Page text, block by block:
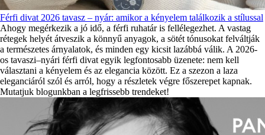
Férfi divat 2026 tavasz – nyár: amikor a kényelem találkozik a stílussal
Ahogy megérkezik a jó idő, a férfi ruhatár is fellélegezhet. A vastag
rétegek helyét átveszik a könnyű anyagok, a sötét tónusokat felváltják
a természetes árnyalatok, és minden egy kicsit lazábbá válik. A 2026-
os tavaszi–nyári férfi divat egyik legfontosabb üzenete: nem kell
választani a kényelem és az elegancia között. Ez a szezon a laza
eleganciáról szól és arról, hogy a részletek végre főszerepet kapnak.
Mutatjuk blogunkban a legfrissebb trendeket!